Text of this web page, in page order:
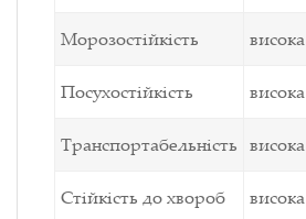
Морозостійкість висока
Посухостійкість висока
Транспортабельність висока
Стійкість до хвороб висока